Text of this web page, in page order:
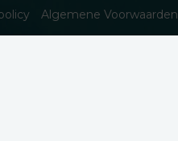
Algemene Voorwaarden